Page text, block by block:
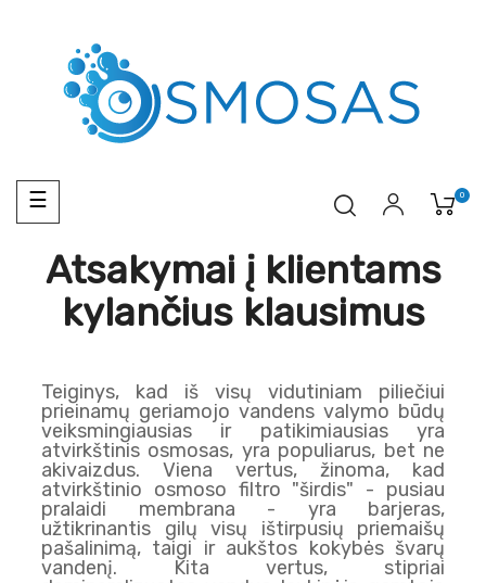
Toggle
navigation
☰ 0
Atsakymai į klientams
kylančius klausimus
Teiginys, kad iš visų vidutiniam piliečiui
prieinamų geriamojo vandens valymo būdų
veiksmingiausias ir patikimiausias yra
atvirkštinis osmosas, yra populiarus, bet ne
akivaizdus. Viena vertus, žinoma, kad
atvirkštinio osmoso filtro "širdis" - pusiau
pralaidi membrana - yra barjeras,
užtikrinantis gilų visų ištirpusių priemaišų
pašalinimą, taigi ir aukštos kokybės švarų
vandenį. Kita vertus, stipriai